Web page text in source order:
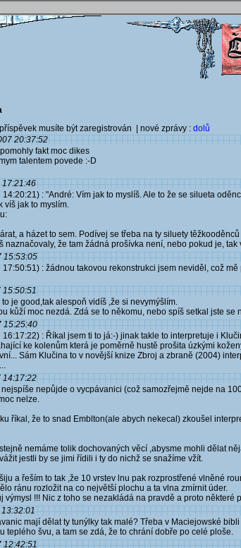
musíte být zaregistrován | nové zprávy : dolů
20:37:52
fakt moc dikes
talentem povede :-D
17:21:46
14:20:21) : "André: Vím jak to myslíš. Ale to že se silueta
víš jak to myslím.
a házet to sem. Podívej se třeba na ty siluety
naznačovaly, že tam žádná prošívka není, nebo pokud je,
15:53:05
17:50:51) : žádnou takovou rekonstrukci jsem neviděl, což
15:50:51
je good,tak alespoň vidíš ,že si nevymýšlím.
kůží moc nezdá. Zdá se to někomu, nebo spíš setkal jste
15:25:40
16:17:22) : Říkal jsem ti to já:-) jinak takle to interpretuje i
ke kolenům která je poměrně hustě prošita úzkými
Sám Klučina to v novější knize Zbroj a zbraně (2004)
14:17:22
nepůjde o vycpávanici (což samozřejmě nejde na
nelze.
říkal, že to snad Emblton(ale abych nekecal) zkoušel
nemáme tolik dochovaných věcí ,abysme mohli dělat
jestli by se jimi řídili i ty do nichž se snažíme vžít.
a řeším to tak ,že 10 vrstev lnu pak rozprostřené vlněné
ránu rozložit na co největší plochu a ta vlna zmírnit úder.
výmysl !!! Nic z toho se nezakládá na pravdě a proto některé
mají dělat ty tunýlky tak malé? Třeba v Maciejowské
teplého švu, a tam se zdá, že to chrání dobře po celé ploše.
12:42:51